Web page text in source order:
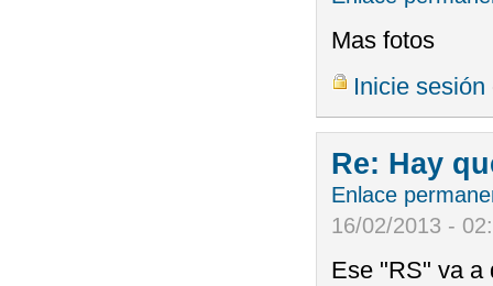
Mas fotos
Inicie sesión
Re: Hay
Enlace
16/02/2013 -
Ese "RS" va a